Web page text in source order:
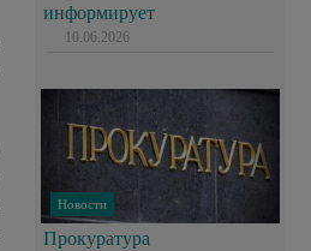
информирует
10.06.2026
Новости
Прокуратура